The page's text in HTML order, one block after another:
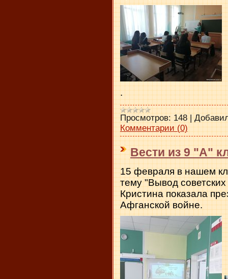
.
Просмотров: 148 |
Комментарии (0)
Вести из 9 "А"
15 февраля в нашем
тему "Вывод
Кристина показала
Афганской войне.